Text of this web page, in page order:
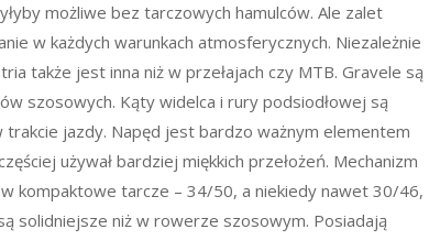
możliwe bez tarczowych hamulców. Ale zalet
w każdych warunkach atmosferycznych. Niezależnie
także jest inna niż w przełajach czy MTB. Gravele są
szosowych. Kąty widelca i rury podsiodłowej są
trakcie jazdy. Napęd jest bardzo ważnym elementem
używał bardziej miękkich przełożeń. Mechanizm
kompaktowe tarcze – 34/50, a niekiedy nawet 30/46,
solidniejsze niż w rowerze szosowym. Posiadają